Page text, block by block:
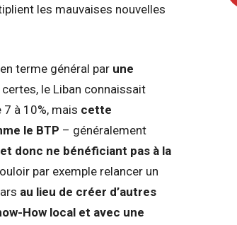
les mauvaises nouvelles
terme général par une
certes, le Liban connaissait
à 10%, mais cette
le BTP – généralement
donc ne bénéficiant pas à la
par exemple relancer un
au lieu de créer d’autres
How local et avec une